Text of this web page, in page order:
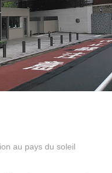
au pays du soleil